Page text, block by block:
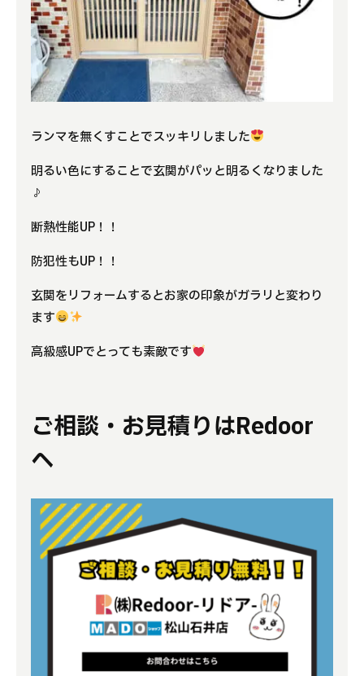
ランマを無くすことでスッキリしました
明るい色にすることで玄関がパッと明るくなりました
♪
断熱性能UP！！
防犯性もUP！！
玄関をリフォームするとお家の印象がガラリと変わり
ます
高級感UPでとっても素敵です
ご相談・お見積りはRedoor
へ